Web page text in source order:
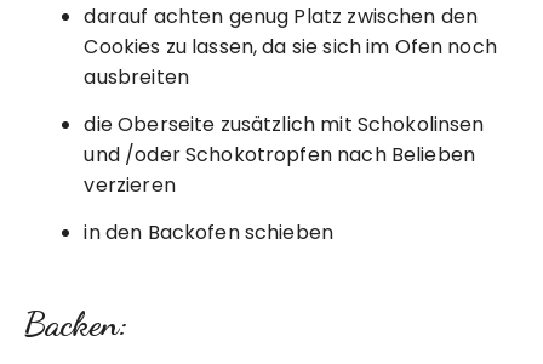
darauf achten genug Platz zwischen den
Cookies zu lassen, da sie sich im Ofen noch
ausbreiten
die Oberseite zusätzlich mit Schokolinsen
und /oder Schokotropfen nach Belieben
verzieren
in den Backofen schieben
Backen: